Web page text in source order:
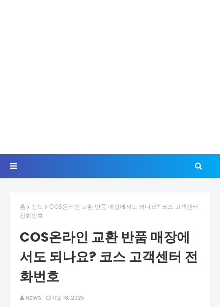
홈 정보
COS온라인 교환 반품 매장에서도 되나요? 코스 고객센터
전화번호
COS온라인 교환 반품 매장에
서도 되나요? 코스 고객센터 전
화번호
NEWS 11월 18, 2025